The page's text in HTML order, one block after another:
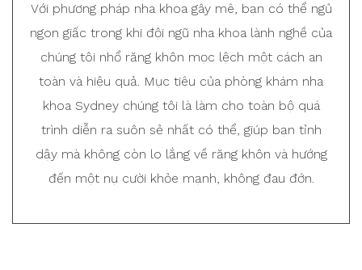
Với phương pháp nha khoa gây mê, bạn có thể ngủ
ngon giấc trong khi đội ngũ nha khoa lành nghề của
chúng tôi nhổ răng khôn mọc lệch một cách an
toàn và hiệu quả. Mục tiêu của phòng khám nha
khoa Sydney chúng tôi là làm cho toàn bộ quá
trình diễn ra suôn sẻ nhất có thể, giúp bạn tỉnh
dậy mà không còn lo lắng về răng khôn và hướng
đến một nụ cười khỏe mạnh, không đau đớn.